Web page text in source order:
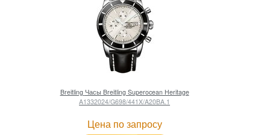
Breitling Часы Breitling Superocean Heritage
A1332024/G698/441X/A20BA.1
Цена по запросу